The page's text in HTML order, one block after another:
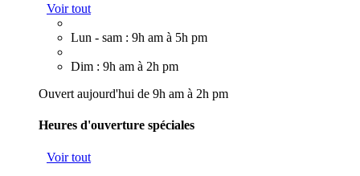
Voir tout
Lun - sam : 9h am à 5h pm
Dim : 9h am à 2h pm
Ouvert aujourd'hui de 9h am à 2h pm
Heures d'ouverture spéciales
Voir tout